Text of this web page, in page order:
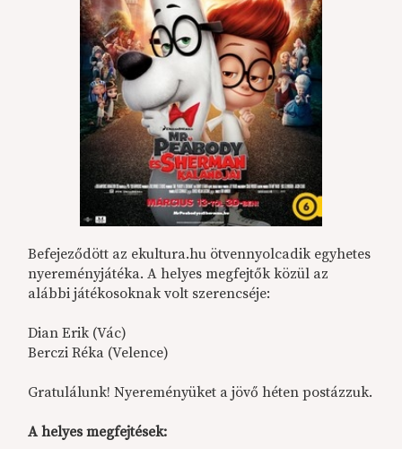
Befejeződött az ekultura.hu ötvennyolcadik egyhetes
nyereményjátéka. A helyes megfejtők közül az
alábbi játékosoknak volt szerencséje:
Dian Erik (Vác)
Berczi Réka (Velence)
Gratulálunk! Nyereményüket a jövő héten postázzuk.
A helyes megfejtések: